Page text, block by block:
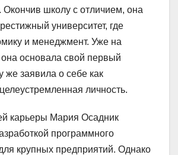
Окончив школу с отличием, она
университет, где
и менеджмент. Уже на
основала свой первый
же заявила о себе как
личность.
карьеры Мария Осадник
программного
крупных предприятий. Однако